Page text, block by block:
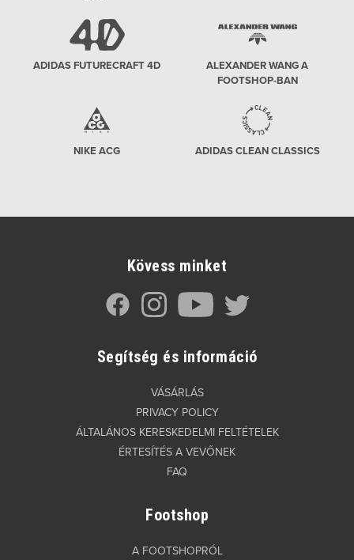
ADIDAS FUTURECRAFT 4D
ALEXANDER WANG A
FOOTSHOP-BAN
NIKE ACG ADIDAS CLEAN CLASSICS
Kövess minket
Segítség és információ
VÁSÁRLÁS
PRIVACY POLICY
ÁLTALÁNOS KERESKEDELMI FELTÉTELEK
ÉRTESÍTÉS A VEVŐNEK
FAQ
Footshop
A FOOTSHOPRÓL